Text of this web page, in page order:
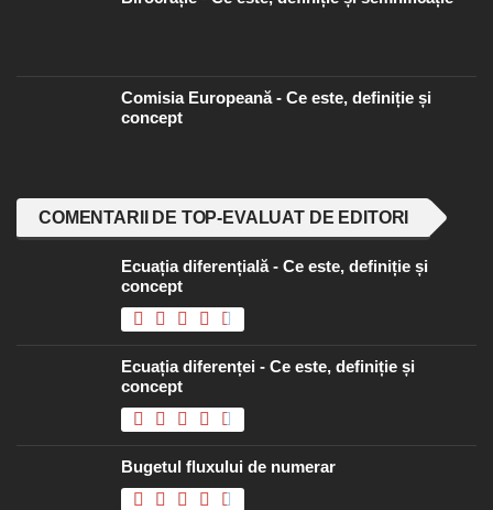
Comisia Europeană - Ce este, definiție și
concept
COMENTARII DE TOP-EVALUAT DE EDITORI
Ecuația diferențială - Ce este, definiție și
concept
Ecuația diferenței - Ce este, definiție și
concept
Bugetul fluxului de numerar